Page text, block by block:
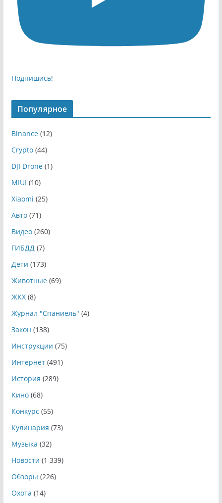
Подпишись!
Популярное
Binance(12)
Crypto(44)
DJI Drone(1)
MIUI (10)
Xiaomi (25)
Авто(71)
Видео(260)
ГИБДД(7)
Дети (173)
Животные(69)
ЖКХ(8)
Журнал "Спаниель" (4)
Закон (138)
Инструкции (75)
Интернет(491)
История (289)
Кино(68)
Конкурс (55)
Кулинария (73)
Музыка (32)
Новости (1 339)
Обзоры (226)
Охота (14)